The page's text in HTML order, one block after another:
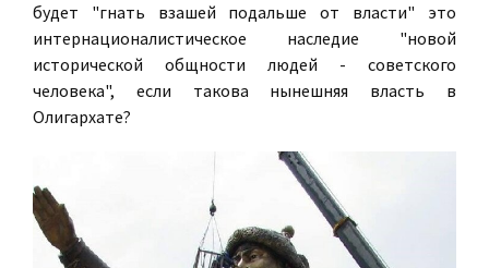
будет "гнать взашей подальше от власти" это
интернационалистическое наследие "новой
исторической общности людей - советского
человека", если такова нынешняя власть в
Олигархате?